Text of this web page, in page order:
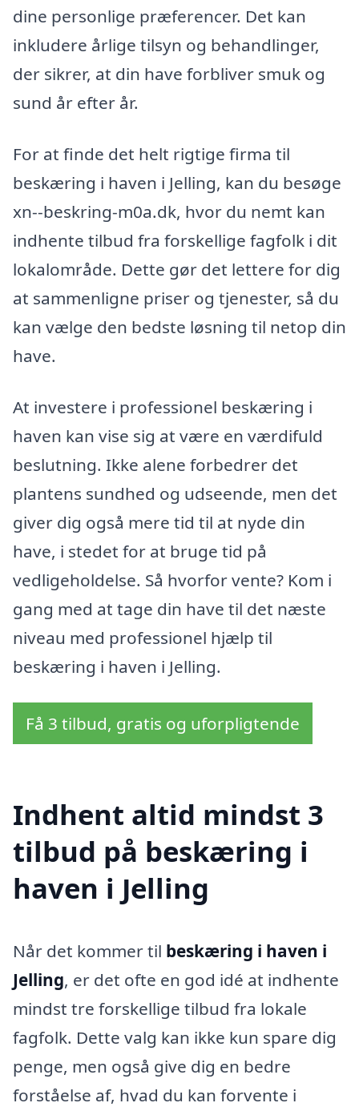
dine personlige præferencer. Det kan
inkludere årlige tilsyn og behandlinger,
der sikrer, at din have forbliver smuk og
sund år efter år.
For at finde det helt rigtige firma til
beskæring i haven i Jelling, kan du besøge
xn--beskring-m0a.dk, hvor du nemt kan
indhente tilbud fra forskellige fagfolk i dit
lokalområde. Dette gør det lettere for dig
at sammenligne priser og tjenester, så du
kan vælge den bedste løsning til netop din
have.
At investere i professionel beskæring i
haven kan vise sig at være en værdifuld
beslutning. Ikke alene forbedrer det
plantens sundhed og udseende, men det
giver dig også mere tid til at nyde din
have, i stedet for at bruge tid på
vedligeholdelse. Så hvorfor vente? Kom i
gang med at tage din have til det næste
niveau med professionel hjælp til
beskæring i haven i Jelling.
Få 3 tilbud, gratis og uforpligtende
Indhent altid mindst 3
tilbud på beskæring i
haven i Jelling
Når det kommer til beskæring i haven i
Jelling, er det ofte en god idé at indhente
mindst tre forskellige tilbud fra lokale
fagfolk. Dette valg kan ikke kun spare dig
penge, men også give dig en bedre
forståelse af, hvad du kan forvente i